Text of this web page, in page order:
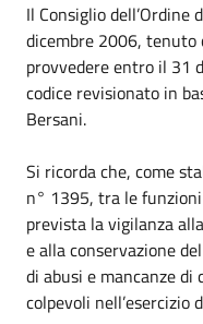
Il Consiglio dell’Ordine
dicembre 2006, tenuto
provvedere entro il 31
codice revisionato in
Bersani.
Si ricorda che, come
n° 1395, tra le
prevista la vigilanza
e alla conservazione
di abusi e mancanze
colpevoli nell’esercizio